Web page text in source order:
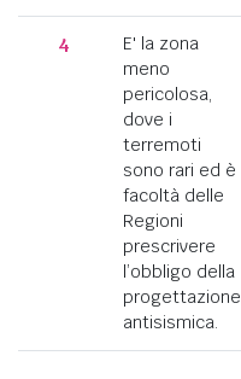
4
E' la zona
meno
pericolosa,
dove i
terremoti
sono rari ed è
facoltà delle
Regioni
prescrivere
l’obbligo della
progettazione
antisismica.